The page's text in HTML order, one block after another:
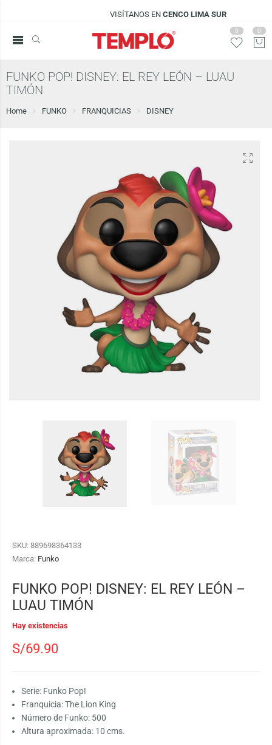
VISÍTANOS ENCENCO LIMA SUR
0 0
FUNKO POP! DISNEY: EL REY LEÓN – LUAU
TIMÓN
Home FUNKO FRANQUICIAS DISNEY
SKU: 889698364133
Marca: Funko
FUNKO POP! DISNEY: EL REY LEÓN –
LUAU TIMÓN
Hay existencias
S/69.90
Serie: Funko Pop!
Franquicia: The Lion King
Número de Funko: 500
Altura aproximada: 10 cms.